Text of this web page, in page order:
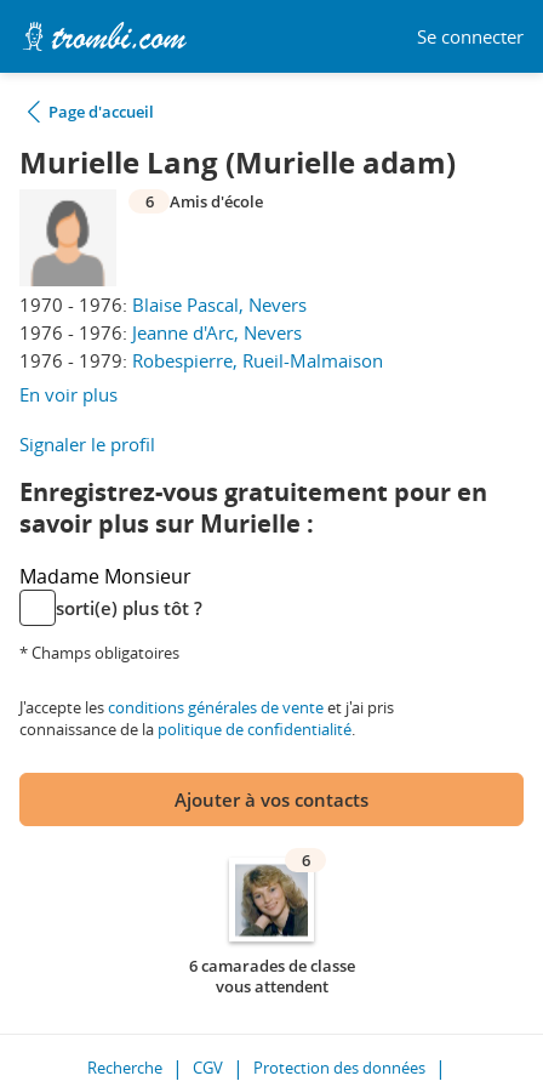
Se connecter
Page d'accueil
Murielle Lang (Murielle adam)
1970 - 1976: Blaise Pascal, Nevers
1976 - 1976: Jeanne d'Arc, Nevers
1976 - 1979: Robespierre, Rueil-Malmaison
En voir plus
6 Amis d'école
Signaler le profil
Enregistrez-vous gratuitement pour en
savoir plus sur Murielle :
Madame Monsieur
sorti(e) plus tôt ?
* Champs obligatoires
J'accepte lesconditions générales de venteet j'ai pris
connaissance de la politique de confidentialité.
Ajouter à vos contacts
6
6 camarades de classe
vous attendent
Recherche CGV
Protection des données